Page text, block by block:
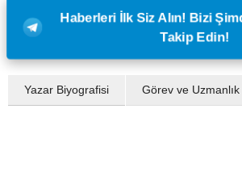
Haberleri İlk Siz Alın! Bizi
Takip Edin!
Yazar Biyografisi Görev ve Uzmanlık